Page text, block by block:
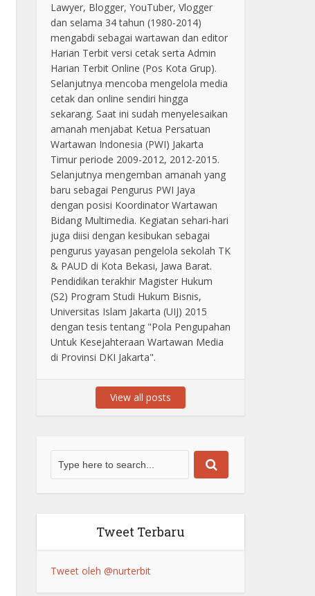
Lawyer, Blogger, YouTuber, Vlogger
dan selama 34 tahun (1980-2014)
mengabdi sebagai wartawan dan editor
Harian Terbit versi cetak serta Admin
Harian Terbit Online (Pos Kota Grup).
Selanjutnya mencoba mengelola media
cetak dan online sendiri hingga
sekarang. Saat ini sudah menyelesaikan
amanah menjabat Ketua Persatuan
Wartawan Indonesia (PWI) Jakarta
Timur periode 2009-2012, 2012-2015.
Selanjutnya mengemban amanah yang
baru sebagai Pengurus PWI Jaya
dengan posisi Koordinator Wartawan
Bidang Multimedia. Kegiatan sehari-hari
juga diisi dengan kesibukan sebagai
pengurus yayasan pengelola sekolah TK
& PAUD di Kota Bekasi, Jawa Barat.
Pendidikan terakhir Magister Hukum
(S2) Program Studi Hukum Bisnis,
Universitas Islam Jakarta (UIJ) 2015
dengan tesis tentang "Pola Pengupahan
Untuk Kesejahteraan Wartawan Media
di Provinsi DKI Jakarta".
View all posts
Tweet Terbaru
Tweet oleh @nurterbit